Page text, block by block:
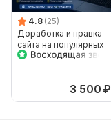
4.8 (25)
Доработка и правка
сайта на популярных
CMS
3 500 ₽